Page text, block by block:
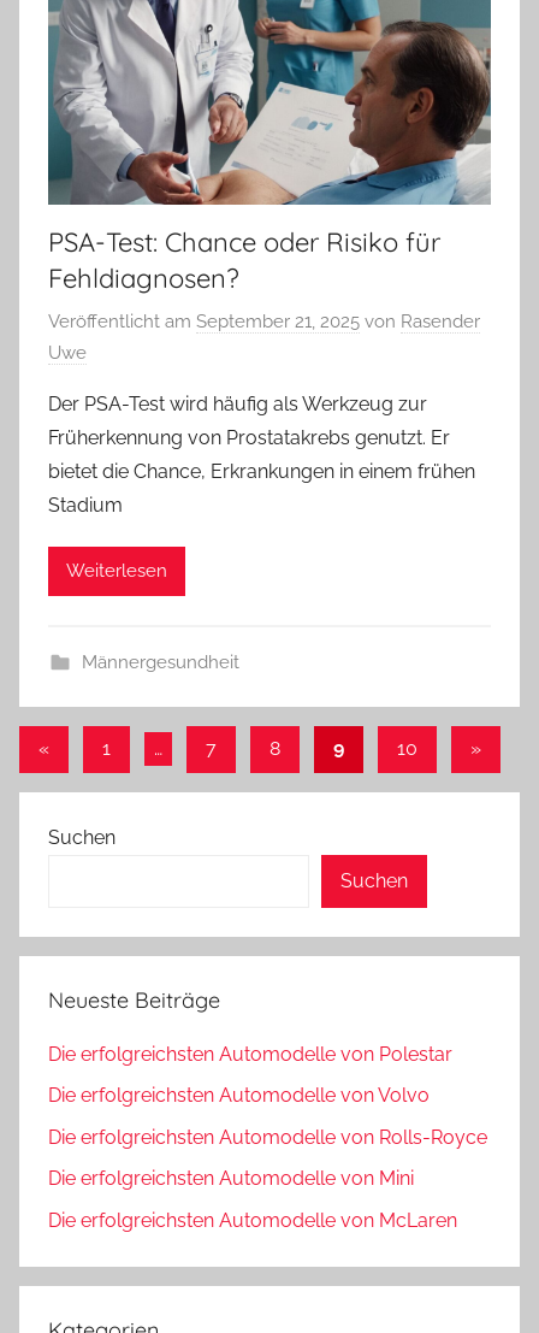
PSA-Test: Chance oder Risiko für
Fehldiagnosen?
Veröffentlicht am September 21, 2025 von Rasender
Uwe
Der PSA-Test wird häufig als Werkzeug zur
Früherkennung von Prostatakrebs genutzt. Er
bietet die Chance, Erkrankungen in einem frühen
Stadium
Weiterlesen
Männergesundheit
Seitennummerierung
der
Beiträge
«Vorherige
1 … 7 8 9 10 »
Suchen
Suchen
Neueste Beiträge
Die erfolgreichsten Automodelle von Polestar
Die erfolgreichsten Automodelle von Volvo
Die erfolgreichsten Automodelle von Rolls-Royce
Die erfolgreichsten Automodelle von Mini
Die erfolgreichsten Automodelle von McLaren